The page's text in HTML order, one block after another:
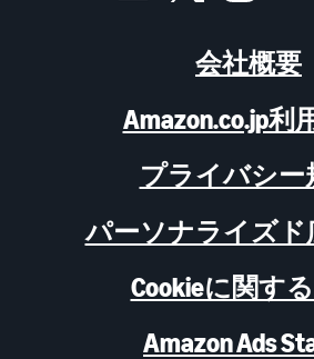
会社概要
Amazon.co.jp利
プライバシー
パーソナライズド
Cookieに関す
Amazon Ads